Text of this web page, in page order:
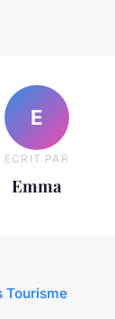
E
ECRIT PAR
Emma
Tourisme